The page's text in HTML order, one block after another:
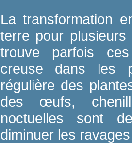
La transformation
terre pour
trouve parfois
creuse dans les
régulière des
des œufs,
noctuelles sont
diminuer les